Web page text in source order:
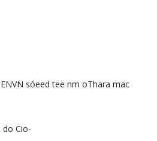
sóeed tee nm oThara mac
Cio-